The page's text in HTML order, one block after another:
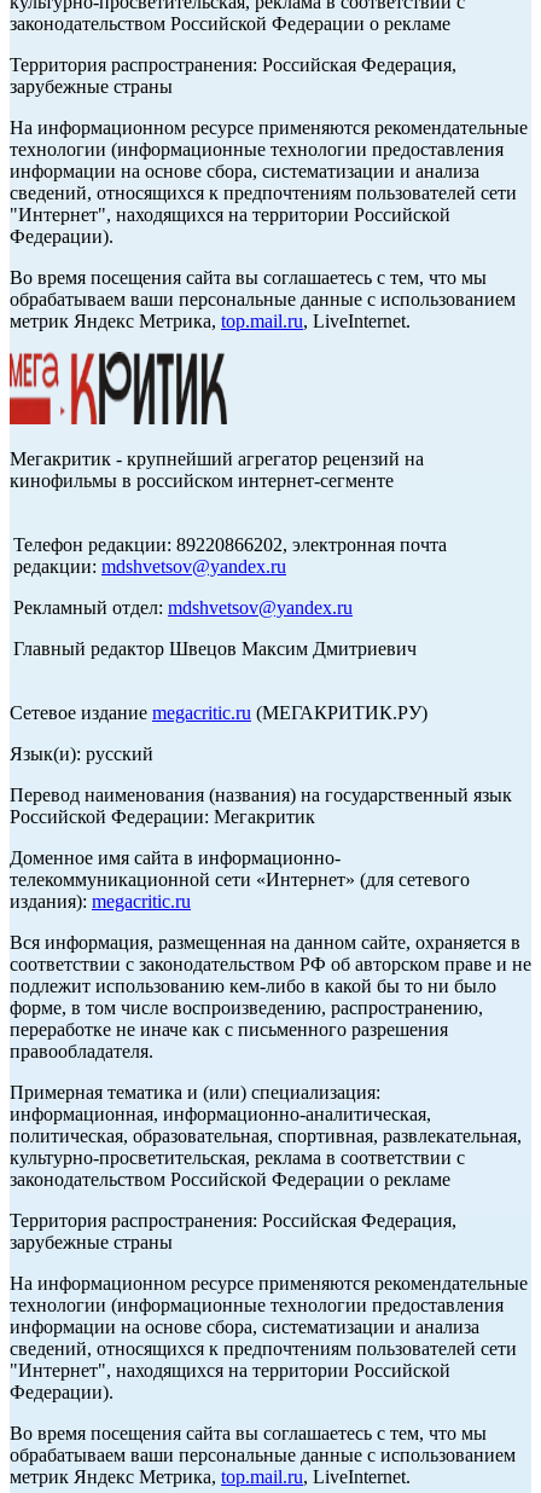
законодательством Российской Федерации о рекламе
Территория распространения: Российская Федерация,
зарубежные страны
На информационном ресурсе применяются рекомендательные
технологии (информационные технологии предоставления
информации на основе сбора, систематизации и анализа
сведений, относящихся к предпочтениям пользователей сети
"Интернет", находящихся на территории Российской
Федерации).
Во время посещения сайта вы соглашаетесь с тем, что мы
обрабатываем ваши персональные данные с использованием
метрик Яндекс Метрика, top.mail.ru, LiveInternet.
Мегакритик - крупнейший агрегатор рецензий на
кинофильмы в российском интернет-сегменте
Телефон редакции: 89220866202, электронная почта
редакции: mdshvetsov@yandex.ru
Рекламный отдел: mdshvetsov@yandex.ru
Главный редактор Швецов Максим Дмитриевич
Сетевое издание megacritic.ru (МЕГАКРИТИК.РУ)
Язык(и): русский
Перевод наименования (названия) на государственный язык
Российской Федерации: Мегакритик
Доменное имя сайта в информационно-
телекоммуникационной сети «Интернет» (для сетевого
издания): megacritic.ru
Вся информация, размещенная на данном сайте, охраняется в
соответствии с законодательством РФ об авторском праве и не
подлежит использованию кем-либо в какой бы то ни было
форме, в том числе воспроизведению, распространению,
переработке не иначе как с письменного разрешения
правообладателя.
Примерная тематика и (или) специализация:
информационная, информационно-аналитическая,
политическая, образовательная, спортивная, развлекательная,
культурно-просветительская, реклама в соответствии с
законодательством Российской Федерации о рекламе
Территория распространения: Российская Федерация,
зарубежные страны
На информационном ресурсе применяются рекомендательные
технологии (информационные технологии предоставления
информации на основе сбора, систематизации и анализа
сведений, относящихся к предпочтениям пользователей сети
"Интернет", находящихся на территории Российской
Федерации).
Во время посещения сайта вы соглашаетесь с тем, что мы
обрабатываем ваши персональные данные с использованием
метрик Яндекс Метрика, top.mail.ru, LiveInternet.